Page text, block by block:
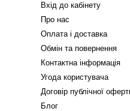
Вхід до кабінету
Про нас
Оплата і доставка
Обмін та повернення
Контактна інформація
Угода користувача
Договір публічної
Блог